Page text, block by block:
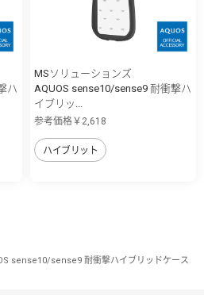
ハ
MSソリューションズ
AQUOS sense10/sense9 耐衝撃ハ
イブリッ...
参考価格￥2,618
ハイブリット
sense10/sense9 耐衝撃ハイブリッドケース